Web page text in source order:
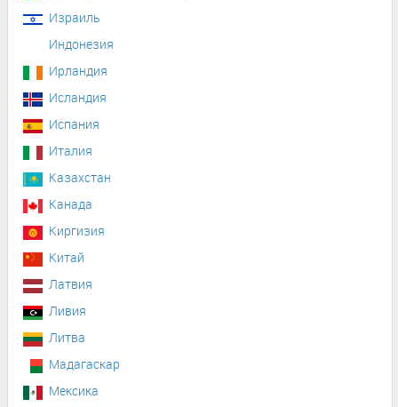
Израиль
Индонезия
Ирландия
Исландия
Испания
Италия
Казахстан
Канада
Киргизия
Китай
Латвия
Ливия
Литва
Мадагаскар
Мексика